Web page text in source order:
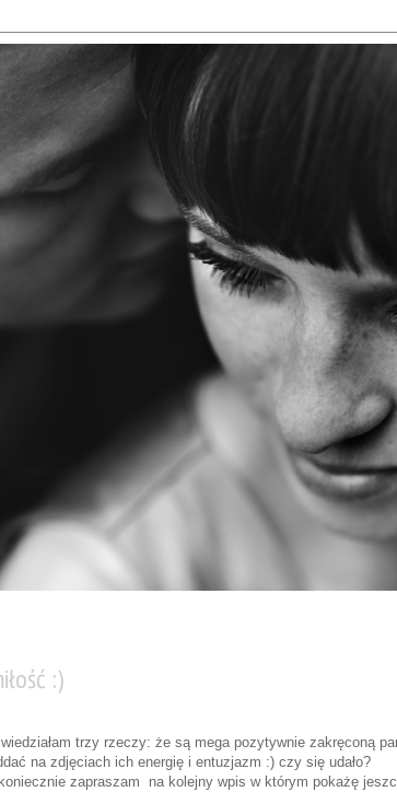
:)
trzy rzeczy: że są mega pozytywnie zakręconą
na zdjęciach ich energię i entuzjazm :) czy się udało?
zapraszam na kolejny wpis w którym pokażę